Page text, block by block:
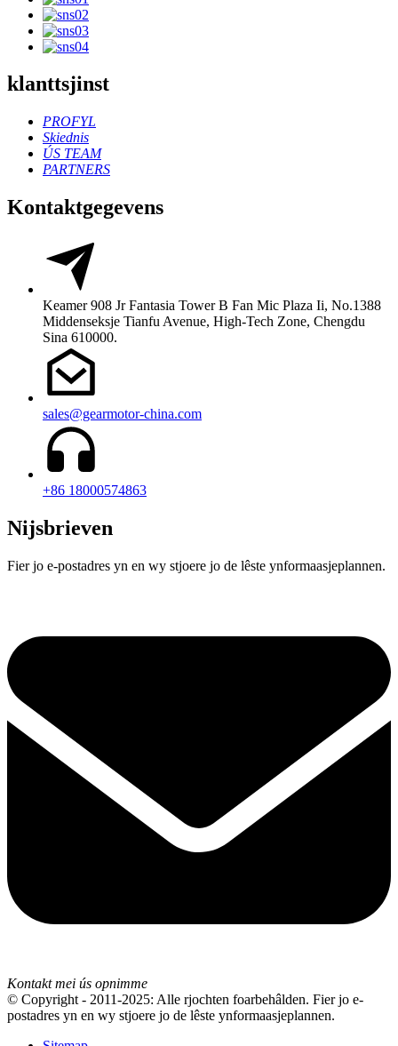
klanttsjinst
PROFYL
Skiednis
ÚS TEAM
PARTNERS
Kontaktgegevens
Keamer 908 Jr Fantasia Tower B Fan Mic Plaza Ii, No.1388
Middenseksje Tianfu Avenue, High-Tech Zone, Chengdu
Sina 610000.
sales@gearmotor-china.com
+86 18000574863
Nijsbrieven
Fier jo e-postadres yn en wy stjoere jo de lêste ynformaasjeplannen.
Kontakt mei ús opnimme
© Copyright - 2011-2025: Alle rjochten foarbehâlden. Fier jo e-
postadres yn en wy stjoere jo de lêste ynformaasjeplannen.